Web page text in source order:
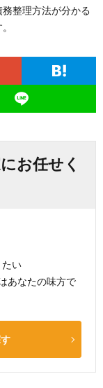
整理方法が分かる
お任せく
たい
あなたの味方で